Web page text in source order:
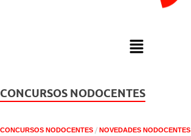
CONCURSOS NODOCENTES
CONCURSOS NODOCENTES / NOVEDADES NODOCENTES